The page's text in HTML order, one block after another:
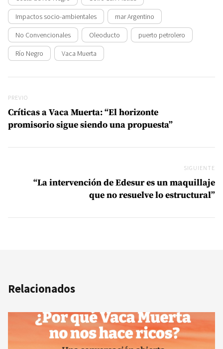
Impactos socio-ambientales mar Argentino
No Convencionales Oleoducto puerto petrolero
Río Negro Vaca Muerta
Previo
PREVIO
Críticas a Vaca Muerta: “El horizonte
promisorio sigue siendo una propuesta”
SIGUIENTE
“La intervención de Edesur es un maquillaje
que no resuelve lo estructural”
Relacionados